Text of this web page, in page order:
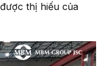
thị hiếu của